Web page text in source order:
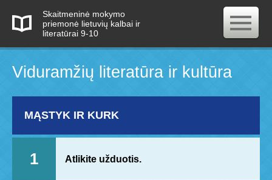
Skaitmeninė mokymo
priemonė lietuvių kalbai ir
literatūrai 9-10
Viduramžių literatūra ir kultūra
MĄSTYK IR KURK
1 Atlikite užduotis.